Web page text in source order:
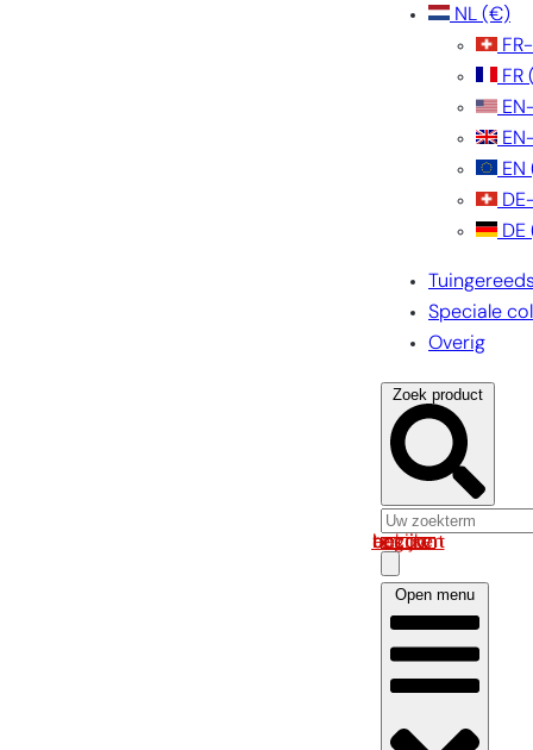
NL (€)
FR
EN
DE
Speciale
Overig
Zoek product
Log in om uw account te bekijken
Open menu